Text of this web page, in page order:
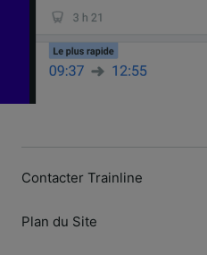
Contacter Trainline
Plan du Site